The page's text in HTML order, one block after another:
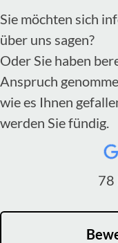
Sie möchten sich
über uns sagen?
Oder Sie haben
Anspruch
wie es Ihnen
werden Sie fündig.
78